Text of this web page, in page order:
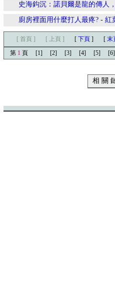
史海鈎沉：諾貝爾是龍的傳人
廚房裡面用什麼打人最疼? - 紅
[ 首頁 ] [ 上頁 ] [ 下頁 ] [ 末
第 1 頁 [1] [2] [3] [4] [5] [6]
相 關